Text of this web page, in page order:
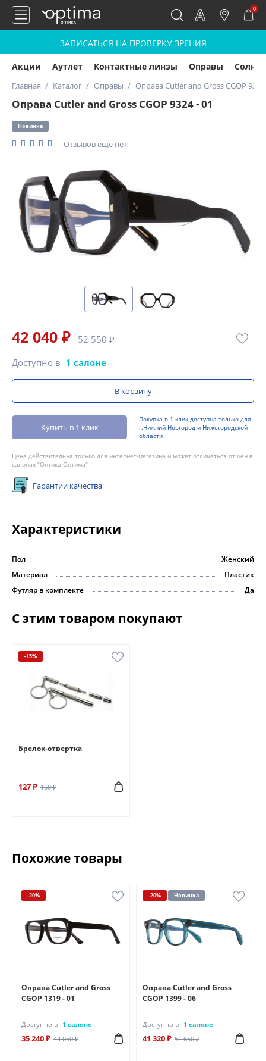
0
ЗАПИСАТЬСЯ НА ПРОВЕРКУ ЗРЕНИЯ
Акции Аутлет Контактные линзы Оправы
Главная Каталог Оправы Оправа Cutler and Gross CGOP 9324
Оправа Cutler and Gross CGOP 9324 - 01
Новинка
Отзывов еще нет
42 040 ₽ 52 550 ₽
Доступно в 1 салоне
В корзину
Купить в 1 клик
Покупка в 1 клик доступна только для
г.Нижний Новгород и Нижегородской
области
Цена действительна только для интернет-магазина и может отличаться от цен в
салонах "Оптика Оптима"
Гарантии качества
Характеристики
Пол
Женский
Материал
Пластик
Футляр в комплекте
Да
С этим товаром покупают
-15%
Брелок-отвертка
127 ₽ 150 ₽
Похожие товары
-20%
Оправа Cutler and Gross
CGOP 1319 - 01
Доступно в 1 салоне
35 240 ₽ 44 050 ₽
-20% Новинка
Оправа Cutler and Gross
CGOP 1399 - 06
Доступно в 1 салоне
41 320 ₽ 51 650 ₽